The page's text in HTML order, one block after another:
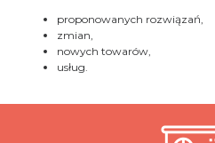
proponowanych rozwiązań,
zmian,
nowych towarów,
usług.